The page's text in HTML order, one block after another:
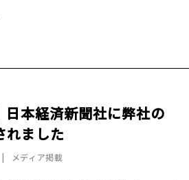
日本経済新聞社に弊社の
れました
メディア掲載